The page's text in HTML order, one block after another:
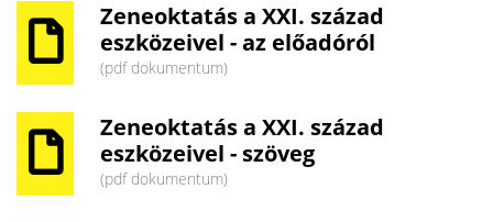
Zeneoktatás a XXI. század
eszközeivel - az előadóról
(pdf dokumentum)
Zeneoktatás a XXI. század
eszközeivel - szöveg
(pdf dokumentum)